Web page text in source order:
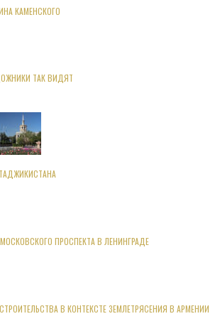
КАМЕНСКОГО
ТАК ВИДЯТ
ПРОСПЕКТА В ЛЕНИНГРАДЕ
В КОНТЕКСТЕ ЗЕМЛЕТРЯСЕНИЯ В АРМЕНИИ